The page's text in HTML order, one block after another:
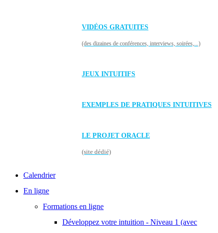
VIDÉOS GRATUITES
(des dizaines de conférences, interviews, soirées,...)
JEUX INTUITIFS
EXEMPLES DE PRATIQUES INTUITIVES
LE PROJET ORACLE
(site dédié)
Calendrier
En ligne
Formations en ligne
Développez votre intuition - Niveau 1 (avec